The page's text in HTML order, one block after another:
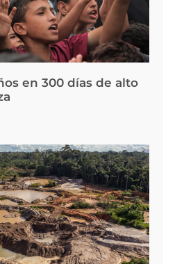
en 300 días de alto